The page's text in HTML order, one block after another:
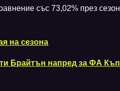
със 73,02% през сезон
на сезона
Брайтън напред за ФА Къп